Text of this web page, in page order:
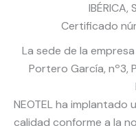
IBÉRICA,
Certificado
La sede de la
Portero García, nº3,
NEOTEL ha implantado
calidad conforme a la